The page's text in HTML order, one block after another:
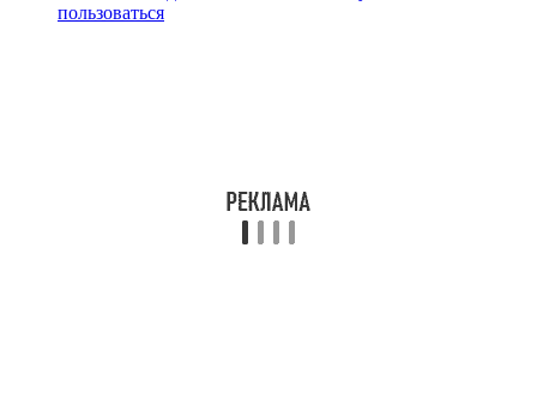
пользоваться